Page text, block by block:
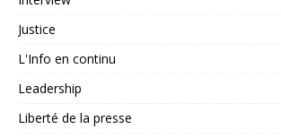
Justice
L'Info en continu
Leadership
Liberté de la presse